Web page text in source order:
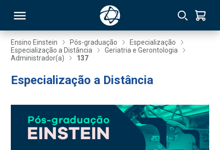
Ensino Einstein Pós-graduação
Especialização
Especialização a Distância
Geriatria e Gerontologia
Administrador(a)
137
Especialização a Distância